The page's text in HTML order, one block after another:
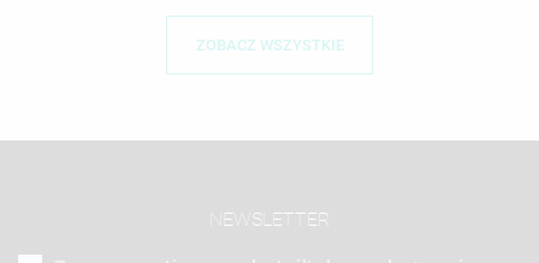
ZOBACZ WSZYSTKIE
NEWSLETTER